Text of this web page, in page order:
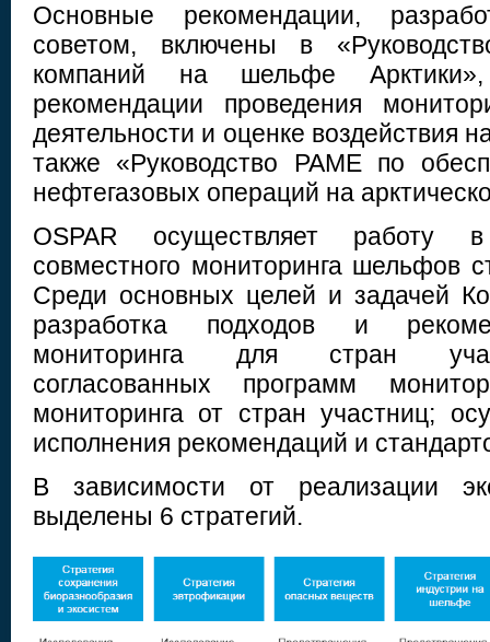
Основные рекомендации,
советом, включены в
компаний на шельфе
рекомендации проведения
деятельности и оценке воздействия
также «Руководство PAME по
нефтегазовых операций на
OSPAR осуществляет работу
совместного мониторинга шельфов
Среди основных целей и задачей
разработка подходов и
мониторинга для стран
согласованных программ
мониторинга от стран участниц;
исполнения рекомендаций и
В зависимости от реализации
выделены 6 стратегий.